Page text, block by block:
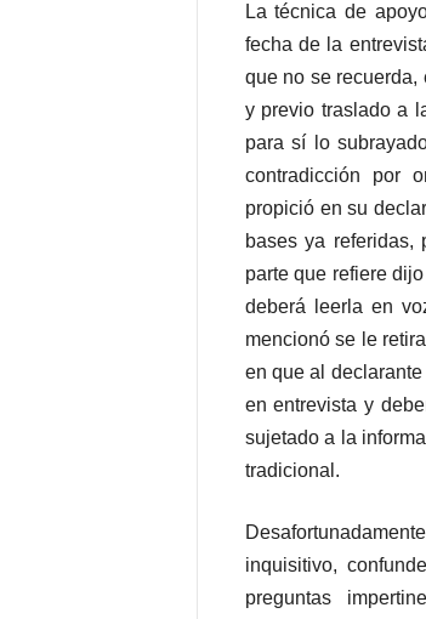
La técnica de
fecha de la
que no se recuerda,
y previo traslado a
para sí lo
contradicción por
propició en su
bases ya
parte que refiere
deberá leerla en
mencionó se le
en que al
en entrevista y
sujetado a la
tradicional.
inquisitivo,
preguntas